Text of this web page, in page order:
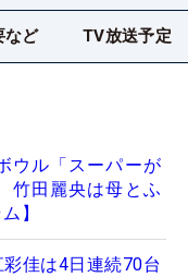
など TV放送予定
ウル「スーパーが
田麗央は母とふ
】
佳は4日連続70台